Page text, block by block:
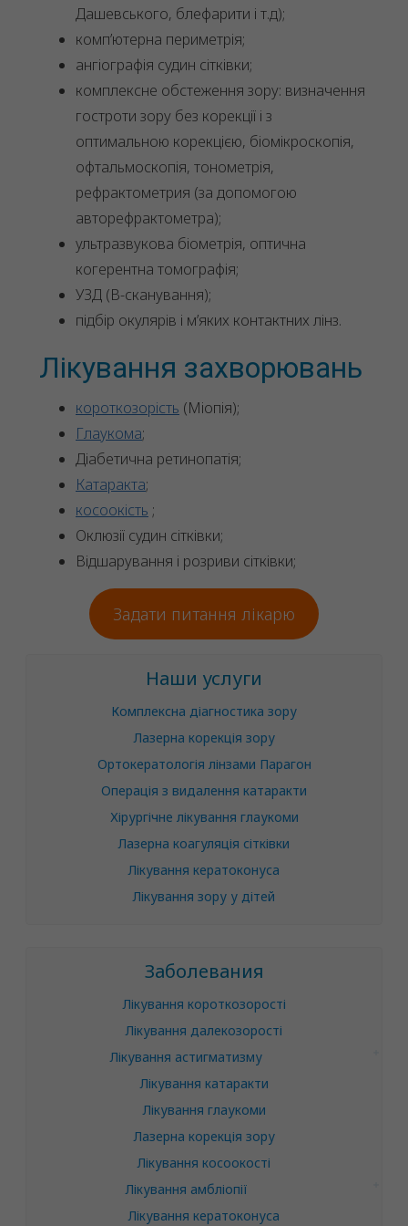
Дашевського, блефарити і т.д);
комп’ютерна периметрія;
ангіографія судин сітківки;
комплексне обстеження зору: визначення
гостроти зору без корекції і з
оптимальною корекцією, біомікроскопія,
офтальмоскопія, тонометрія,
рефрактометрия (за допомогою
авторефрактометра);
ультразвукова біометрія, оптична
когерентна томографія;
УЗД (В-сканування);
підбір окулярів і м’яких контактних лінз.
Лікування захворювань
короткозорість (Міопія);
Глаукома;
Діабетична ретинопатія;
Катаракта;
косоокість ;
Оклюзії судин сітківки;
Відшарування і розриви сітківки;
Задати питання лікарю
Наши услуги
Комплексна діагностика зору
Лазерна корекція зору
Ортокератологія лінзами Парагон
Операція з видалення катаракти
Хірургічне лікування глаукоми
Лазерна коагуляція сітківки
Лікування кератоконуса
Лікування зору у дітей
Заболевания
Лікування короткозорості
Лікування далекозорості
Лікування астигматизму
Лікування катаракти
Лікування глаукоми
Лазерна корекція зору
Лікування косоокості
Лікування амбліопії
Лікування кератоконуса